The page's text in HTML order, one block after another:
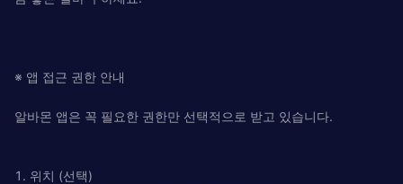
※ 앱 접근 권한 안내
알바몬 앱은 꼭 필요한 권한만 선택적으로 받고 있습니다.
1. 위치 (선택)